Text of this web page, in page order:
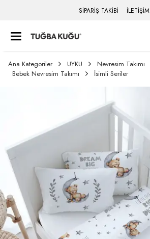
SİPARİŞ TAKİBİ İLETİŞİM
Ana Kategoriler UYKU
Nevresim Takımı
Bebek Nevresim Takımı
İsimli Seriler